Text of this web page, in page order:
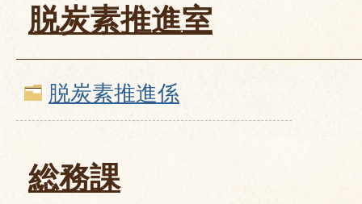
脱炭素推進室
脱炭素推進係
総務課